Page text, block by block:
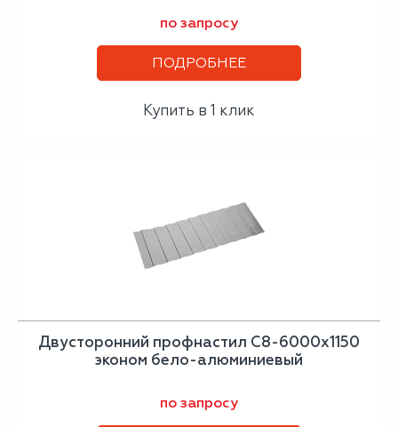
по запросу
ПОДРОБНЕЕ
Купить в 1 клик
Двусторонний профнастил С8-6000х1150
эконом бело-алюминиевый
по запросу